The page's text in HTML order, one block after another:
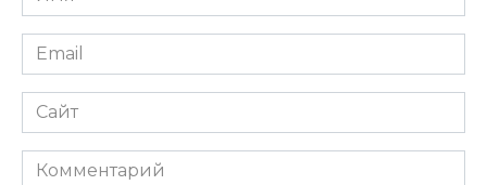
*
Email
*
Сайт
Комментарий